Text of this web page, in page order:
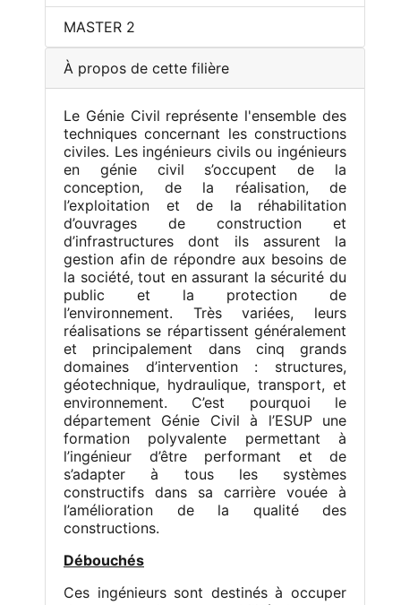
MASTER 2
À propos de cette filière
Le Génie Civil représente l'ensemble des
techniques concernant les constructions
civiles. Les ingénieurs civils ou ingénieurs
en génie civil s’occupent de la
conception, de la réalisation, de
l’exploitation et de la réhabilitation
d’ouvrages de construction et
d’infrastructures dont ils assurent la
gestion afin de répondre aux besoins de
la société, tout en assurant la sécurité du
public et la protection de
l’environnement. Très variées, leurs
réalisations se répartissent généralement
et principalement dans cinq grands
domaines d’intervention : structures,
géotechnique, hydraulique, transport, et
environnement. C’est pourquoi le
département Génie Civil à l’ESUP une
formation polyvalente permettant à
l’ingénieur d’être performant et de
s’adapter à tous les systèmes
constructifs dans sa carrière vouée à
l’amélioration de la qualité des
constructions.
Débouchés
Ces ingénieurs sont destinés à occuper